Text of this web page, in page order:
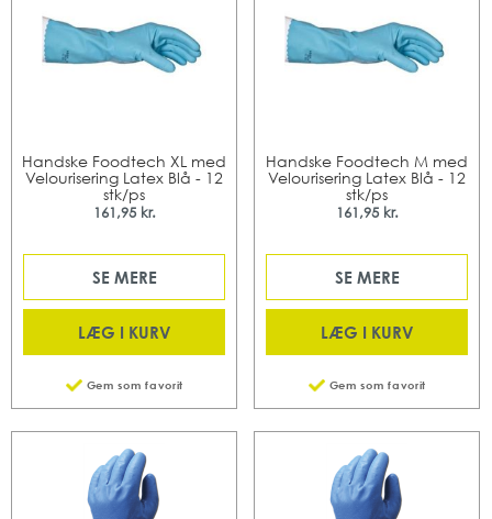
Handske Foodtech XL med
Velourisering Latex Blå - 12
stk/ps
161,95 kr.
SE MERE
LÆG I KURV
Gem som favorit
Handske Foodtech M med
Velourisering Latex Blå - 12
stk/ps
161,95 kr.
SE MERE
LÆG I KURV
Gem som favorit